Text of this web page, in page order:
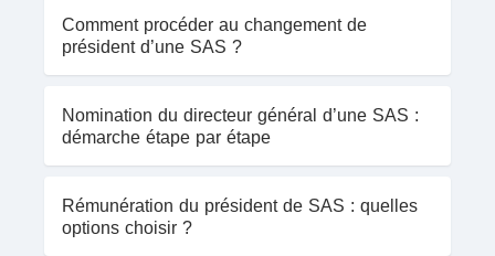
Comment procéder au changement de
président d’une SAS ?
Nomination du directeur général d’une SAS :
démarche étape par étape
Rémunération du président de SAS : quelles
options choisir ?